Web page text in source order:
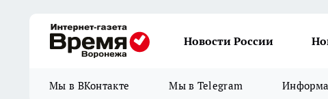
Новости России
Мы в ВКонтакте Мы в Telegram